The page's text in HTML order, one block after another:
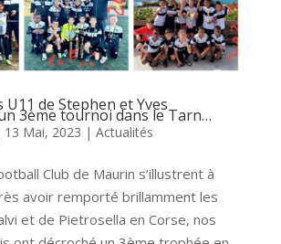
U11 de Stephen et Yves
3ème tournoi dans le Tarn…
13 Mai, 2023 | Actualités
Club de Maurin s’illustrent à
avoir remporté brillamment les
et de Pietrosella en Corse, nos